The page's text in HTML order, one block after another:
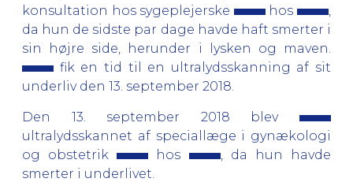
konsultation hos sygeplejerske
hos
da hun de sidste par dage havde haft smerter i
sin højre side, herunder i lysken og maven.
fik en tid til en ultralydsskanning af sit
underliv den 13. september 2018.
Den 13. september 2018 blev
ultralydsskannet af speciallæge i gynækologi
og obstetrik
hos
, da hun havde
smerter i underlivet.